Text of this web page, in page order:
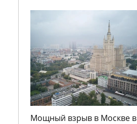
Мощный взрыв в Москве в